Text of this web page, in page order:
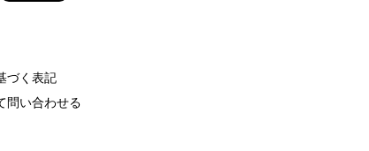
づく表記
問い合わせる